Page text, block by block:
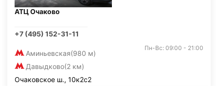
АТЦ Очаково
+7 (495) 152-31-11
Аминьевская(980 м)
Давыдково(2 км)
Пн-Вс: 09:00 - 21:00
Очаковское ш., 10к2с2